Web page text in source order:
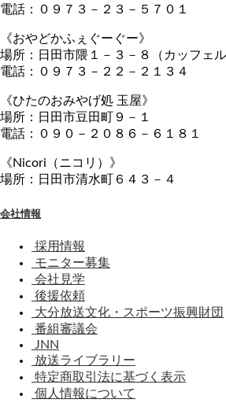
電話：０９７３－２３－５７０１
《おやどかふぇぐーぐー》
場所：日田市隈１－３－８（カッフェ
電話：０９７３－２２－２１３４
《ひたのおみやげ処 玉屋》
場所：日田市豆田町９－１
電話：０９０－２０８６－６１８１
《Nicori（ニコリ）》
場所：日田市清水町６４３－４
会社情報
採用情報
モニター募集
会社見学
後援依頼
大分放送文化・スポーツ振興財団
番組審議会
JNN
放送ライブラリー
特定商取引法に基づく表示
個人情報について